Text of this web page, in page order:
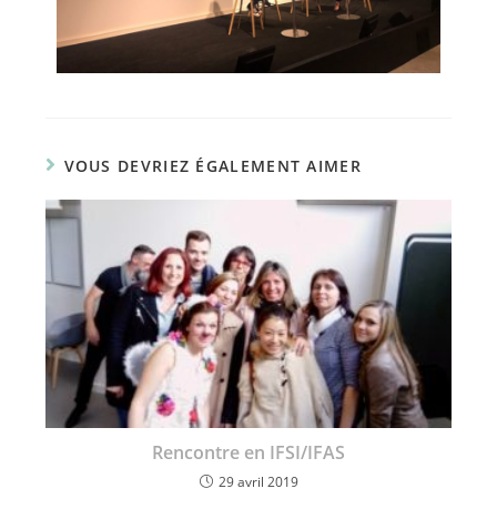
VOUS DEVRIEZ ÉGALEMENT AIMER
Rencontre en IFSI/IFAS
29 avril 2019